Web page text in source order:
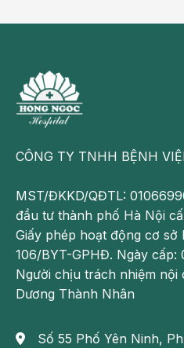
CÔNG TY TNHH BỆNH
MST/ĐKKD/QĐTL:
đầu tư thành phố Hà Nội
Giấy phép hoạt động cơ sở
106/BYT-GPHĐ. Ngày cấp:
Người chịu trách nhiệm nội
Dương Thành Nhân
Số 55 Phố Yên Ninh,